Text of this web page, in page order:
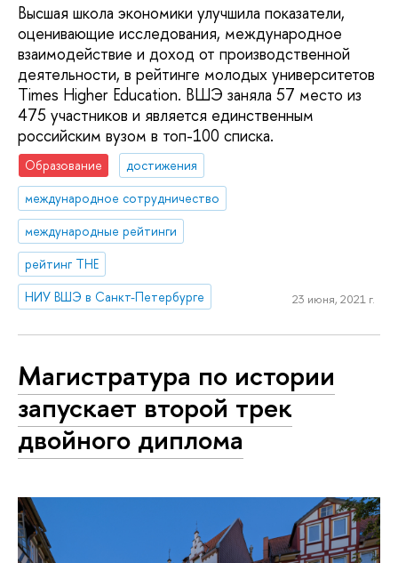
Высшая школа экономики улучшила показатели,
оценивающие исследования, международное
взаимодействие и доход от производственной
деятельности, в рейтинге молодых университетов
Тimes Higher Education. ВШЭ заняла 57 место из
475 участников и является единственным
российским вузом в топ-100 списка.
Образование
достижения
международное сотрудничество
международные рейтинги
рейтинг THE
НИУ ВШЭ в Санкт-Петербурге
23 июня, 2021 г.
Магистратура по истории
запускает второй трек
двойного диплома